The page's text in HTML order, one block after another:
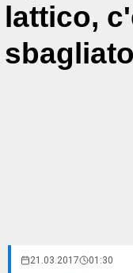
lattico,
21.03.2017 01:30